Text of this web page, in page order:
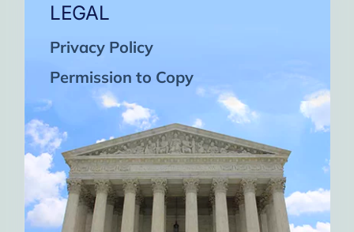
LEGAL
Privacy Policy
Permission to Copy